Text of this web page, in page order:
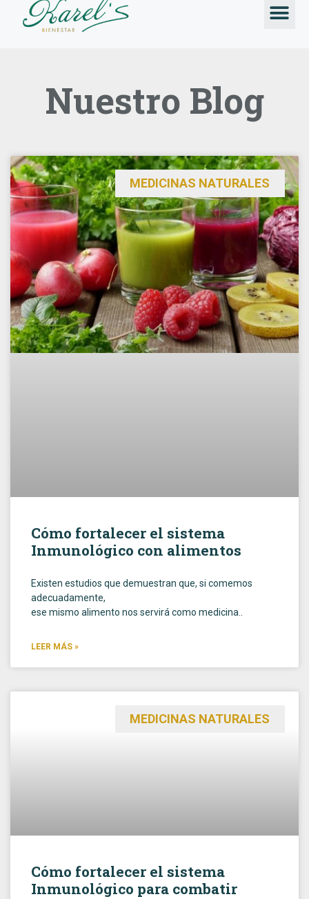
Nuestro Blog
MEDICINAS NATURALES
Cómo fortalecer el sistema
Inmunológico con alimentos
Existen estudios que demuestran que, si comemos
adecuadamente,
ese mismo alimento nos servirá como medicina..
LEER MÁS »
MEDICINAS NATURALES
Cómo fortalecer el sistema
Inmunológico para combatir